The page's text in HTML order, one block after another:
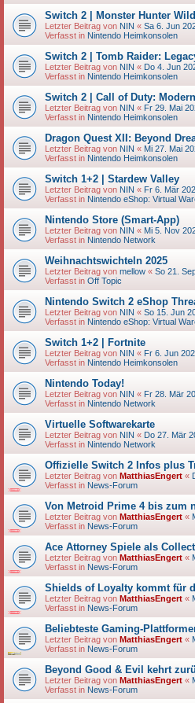
Switch 2 | Monster Hunter
Letzter Beitrag von NIN « Sa 6. Jun
Verfasst in Nintendo Heimkonsolen
Switch 2 | Tomb Raider:
Letzter Beitrag von NIN « Do 4. Jun
Verfasst in Nintendo Heimkonsolen
Switch 2 | Call of Duty:
Letzter Beitrag von NIN « Fr 29. Mai
Verfasst in Nintendo Heimkonsolen
Dragon Quest XII: Beyond
Letzter Beitrag von NIN « Mi 27. Mai
Verfasst in Nintendo Heimkonsolen
Switch 1+2 | Stardew Valley
Letzter Beitrag von NIN « Fr 6. Mär
Verfasst in Nintendo eShop: Virtual
Nintendo Store (Smart-App)
Letzter Beitrag von NIN « Mi 5. Nov
Verfasst in Nintendo Network
Weihnachtswichteln 2025
Letzter Beitrag von mellow « So 21.
Verfasst in Off Topic
Nintendo Switch 2 eShop
Letzter Beitrag von NIN « So 15. Jun
Verfasst in Nintendo eShop: Virtual
Switch 1+2 | Fortnite
Letzter Beitrag von NIN « Fr 6. Jun
Verfasst in Nintendo Heimkonsolen
Nintendo Today!
Letzter Beitrag von NIN « Fr 28. Mär
Verfasst in Nintendo Network
Virtuelle Softwarekarte
Letzter Beitrag von NIN « Do 27. Mär
Verfasst in Nintendo Network
Offizielle Switch 2 Infos plus
Letzter Beitrag von MatthiasEngert «
Verfasst in News-Forum
Von Metroid Prime 4 bis zum
Letzter Beitrag von MatthiasEngert «
Verfasst in News-Forum
Ace Attorney Spiele als
Letzter Beitrag von MatthiasEngert «
Verfasst in News-Forum
Shields of Loyalty kommt für
Letzter Beitrag von MatthiasEngert «
Verfasst in News-Forum
Beliebteste Gaming-
Letzter Beitrag von MatthiasEngert «
Verfasst in News-Forum
Beyond Good & Evil kehrt
Letzter Beitrag von MatthiasEngert «
Verfasst in News-Forum